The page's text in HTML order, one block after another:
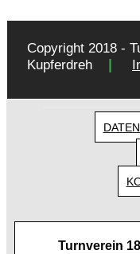
Copyright 2018 -
Kupferdreh
Turnverein